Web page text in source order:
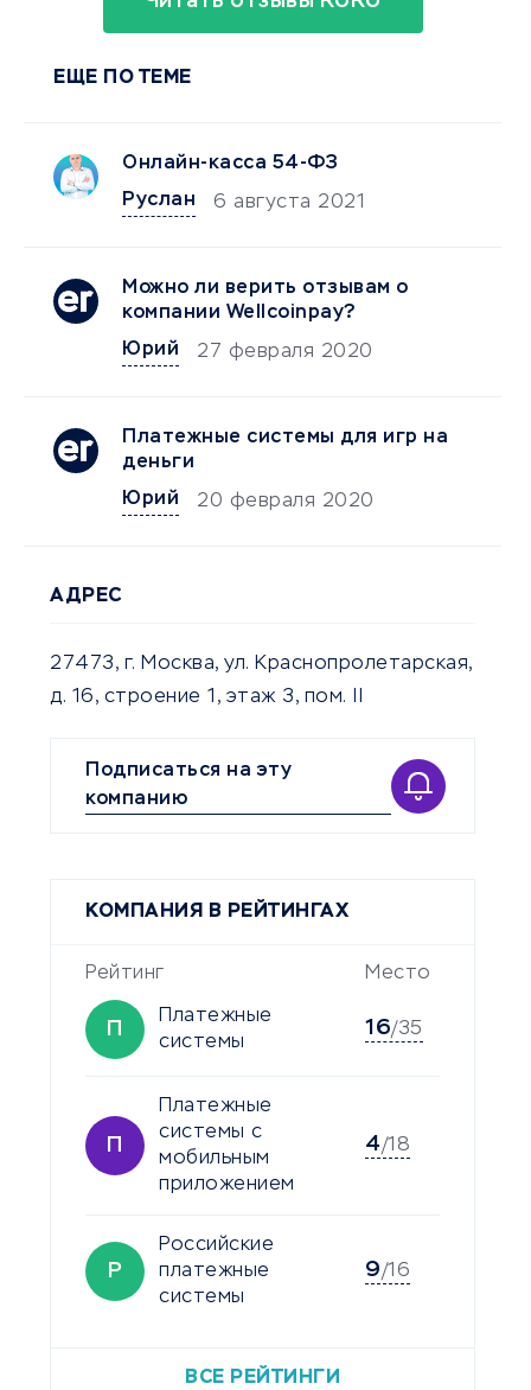
ЕЩЕ ПО ТЕМЕ
Онлайн-касса 54-ФЗ
Руслан
6 августа 2021
Можно ли верить отзывам о
компании Wellcoinpay?
Юрий
27 февраля 2020
Платежные системы для игр на
деньги
Юрий
20 февраля 2020
АДРЕС
27473, г. Москва, ул. Краснопролетарская,
д. 16, строение 1, этаж 3, пом. II
Подписаться на эту
компанию
КОМПАНИЯ В РЕЙТИНГАХ
Рейтинг Место
Платежные
системы
16/35
Платежные
системы с
мобильным
приложением
4/18
Р
Российские
платежные
системы
9/16
ВСЕ РЕЙТИНГИ